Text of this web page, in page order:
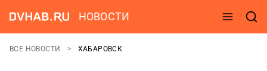
НОВОСТИ
ВСЕ НОВОСТИ ХАБАРОВСК